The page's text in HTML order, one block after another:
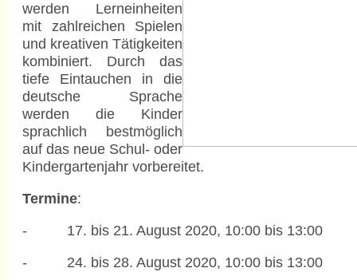
werden Lerneinheiten
mit zahlreichen Spielen
und kreativen Tätigkeiten
kombiniert. Durch das
tiefe Eintauchen in die
deutsche Sprache
werden die Kinder
sprachlich bestmöglich
auf das neue Schul- oder
Kindergartenjahr vorbereitet.
Termine:
- 17. bis 21. August 2020, 10:00 bis 13:00
- 24. bis 28. August 2020, 10:00 bis 13:00